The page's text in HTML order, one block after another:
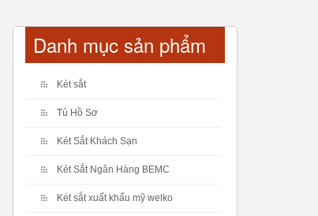
Danh mục sản phẩm
Két sắt
Tủ Hồ Sơ
Két Sắt Khách Sạn
Két Sắt Ngân Hàng BEMC
Két sắt xuất khẩu mỹ welko